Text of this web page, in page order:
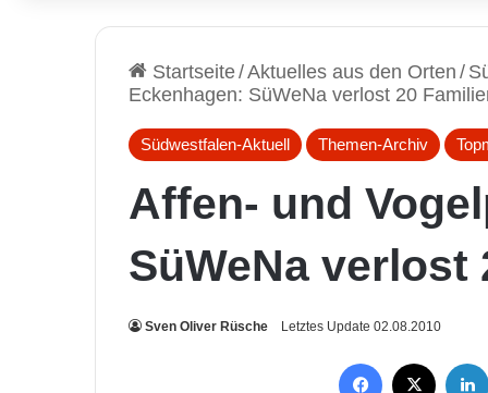
Startseite/Aktuelles aus den Orten /
Eckenhagen: SüWeNa verlost 20
Südwestfalen-Aktuell Themen-Archiv
Affen- und
SüWeNa verlost
Sven Oliver Rüsche Letztes Update 02.08.2010